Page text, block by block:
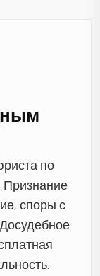
по
споры с